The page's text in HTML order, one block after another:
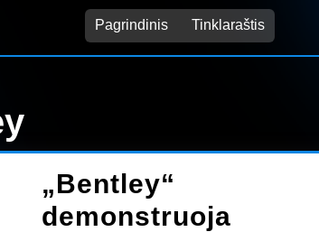
Pagrindinis Tinklaraštis
„Bentley“
demonstruoja